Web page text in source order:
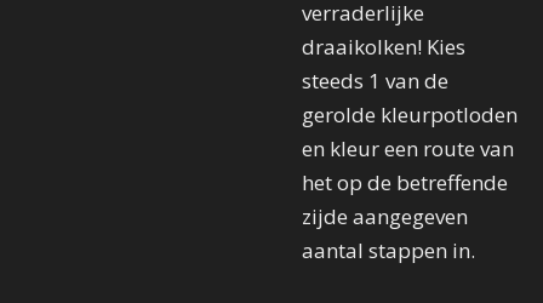
verraderlijke
draaikolken! Kies
steeds 1 van de
gerolde kleurpotloden
en kleur een route van
het op de betreffende
zijde aangegeven
aantal stappen in.